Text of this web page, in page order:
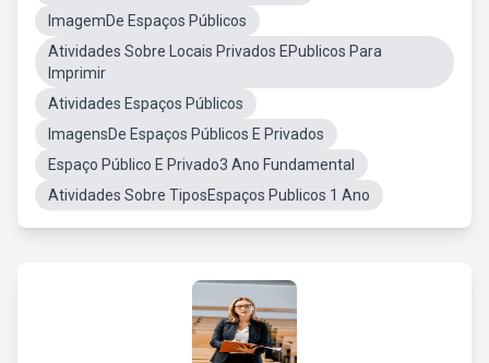
ImagemDe Espaços Públicos
Atividades Sobre Locais Privados EPublicos Para
Imprimir
Atividades Espaços Públicos
ImagensDe Espaços Públicos E Privados
Espaço Público E Privado3 Ano Fundamental
Atividades Sobre TiposEspaços Publicos 1 Ano